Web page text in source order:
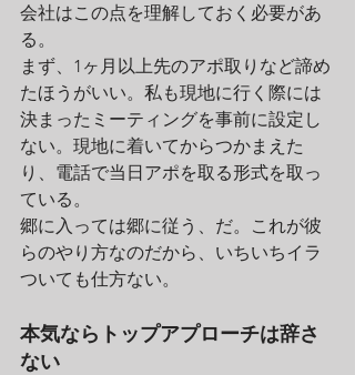
会社はこの点を理解しておく必要があ
る。
まず、1ヶ月以上先のアポ取りなど諦め
たほうがいい。私も現地に行く際には
決まったミーティングを事前に設定し
ない。現地に着いてからつかまえた
り、電話で当日アポを取る形式を取っ
ている。
郷に入っては郷に従う、だ。これが彼
らのやり方なのだから、いちいちイラ
ついても仕方ない。
本気ならトップアプローチは辞さ
ない